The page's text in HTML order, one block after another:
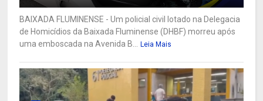
BAIXADA FLUMINENSE - Um policial civil lotado na Delegacia
de Homicídios da Baixada Fluminense (DHBF) morreu após
uma emboscada na Avenida B... Leia Mais